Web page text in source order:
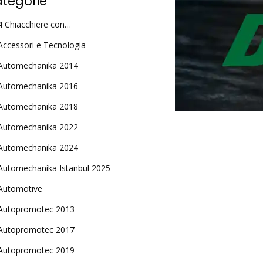
Chiacchiere con…
e Tecnologia
2014
2016
2018
2022
2024
Istanbul 2025
2013
2017
2019